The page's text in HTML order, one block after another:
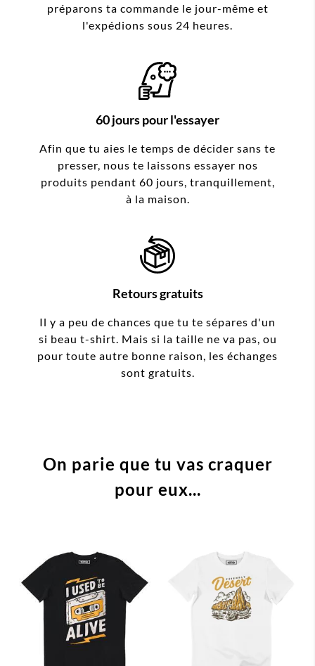
préparons ta commande le jour-même et
l'expédions sous 24 heures.
60 jours pour l'essayer
Afin que tu aies le temps de décider sans te
presser, nous te laissons essayer nos
produits pendant 60 jours, tranquillement,
à la maison.
Retours gratuits
Il y a peu de chances que tu te sépares d'un
si beau t-shirt. Mais si la taille ne va pas, ou
pour toute autre bonne raison, les échanges
sont gratuits.
On parie que tu vas craquer
pour eux...